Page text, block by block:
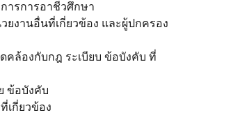
ารการอาชีวศึกษา
งานอื่นที่เกี่ยวข้อง และผู้ปกครอง
ล้องกับกฎ ระเบียบ ข้อบังคับ ที่
ข้อบังคับ
เกี่ยวข้อง